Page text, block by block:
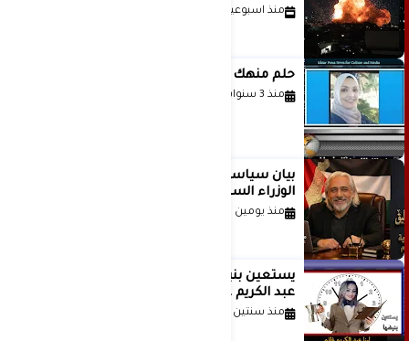
منذ اسبوعين
حلم منهك للشاعرة رانيا فخري موسى
منذ 3 سنوات
بيان سياسي رداً على موقف مجلس
الوزراء السعودي
منذ يومين
عبد الكريم غانم
منذ سنتين